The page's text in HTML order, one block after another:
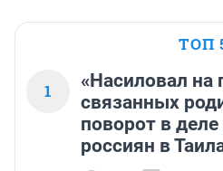
ТОП
1
«Насиловал на
связанных
поворот в
россиян в